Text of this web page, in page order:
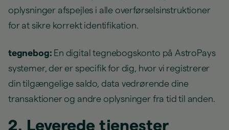
oplysninger afspejles i alle overførselsinstruktioner
for at sikre korrekt identifikation.
tegnebog: En digital tegnebogskonto på AstroPays
systemer, der er specifik for dig, hvor vi registrerer
din tilgængelige saldo, data vedrørende dine
transaktioner og andre oplysninger fra tid til anden.
2. Leverede tjenester